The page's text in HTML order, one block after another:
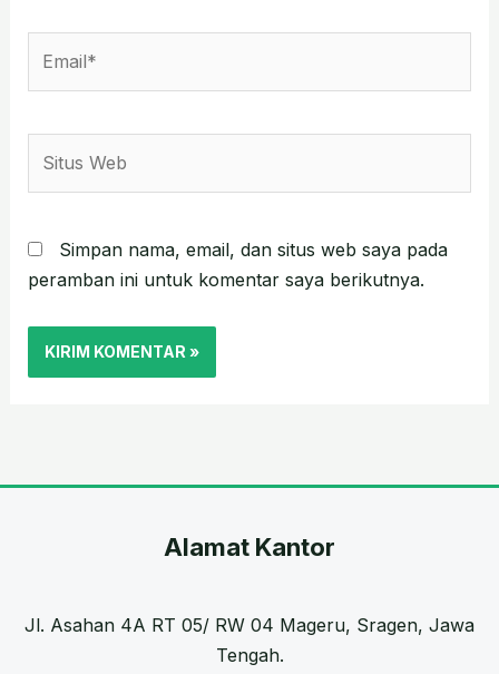
Web
Simpan nama, email, dan situs web saya pada
peramban ini untuk komentar saya berikutnya.
Alamat Kantor
Jl. Asahan 4A RT 05/ RW 04 Mageru, Sragen, Jawa
Tengah.